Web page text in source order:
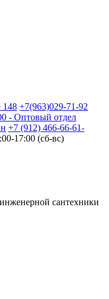
148 +7(963)029-71-92
- Оптовый отдел
+7 (912) 466-66-61-
17:00 (сб-вс)
сантехники